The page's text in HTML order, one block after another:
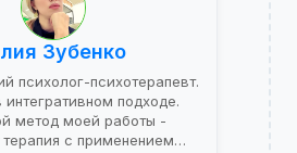
Зубенко
психолог-психотерапевт.
подходе.
метод моей работы -
терапия с применением